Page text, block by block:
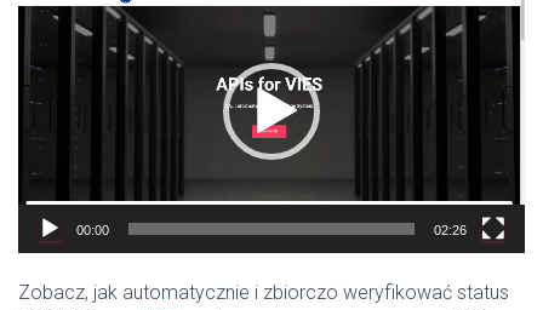
video
00:00 02:26
Zobacz, jak automatycznie i zbiorczo weryfikować status